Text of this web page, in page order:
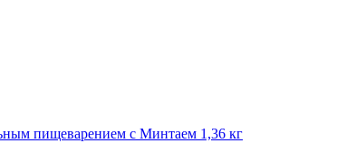
пищеварением с Минтаем 1,36 кг